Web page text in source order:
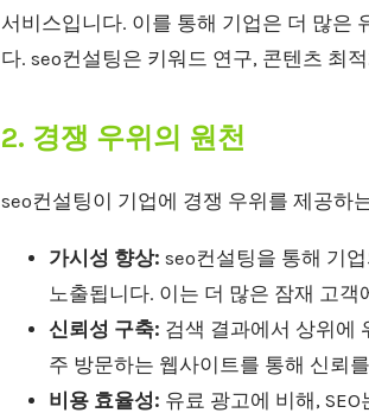
서비스입니다. 이를 통해 기업은 더 많은
다. seo컨설팅은 키워드 연구, 콘텐츠 최
2. 경쟁 우위의 원천
seo컨설팅이 기업에 경쟁 우위를 제공하
가시성 향상: seo컨설팅을 통해 기
노출됩니다. 이는 더 많은 잠재 고
신뢰성 구축: 검색 결과에서 상위에
주 방문하는 웹사이트를 통해 신뢰
비용 효율성: 유료 광고에 비해,